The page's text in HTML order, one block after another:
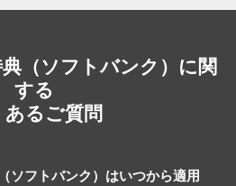
（ソフトバンク）に関
する
あるご質問
ソフトバンク）はいつから適用